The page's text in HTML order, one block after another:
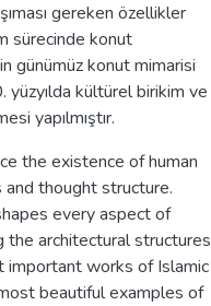
gereken özellikler
sürecinde konut
günümüz konut mimarisi
yüzyılda kültürel birikim ve
yapılmıştır.
the existence of human
and thought structure.
every aspect of
the architectural structures
important works of Islamic
beautiful examples of